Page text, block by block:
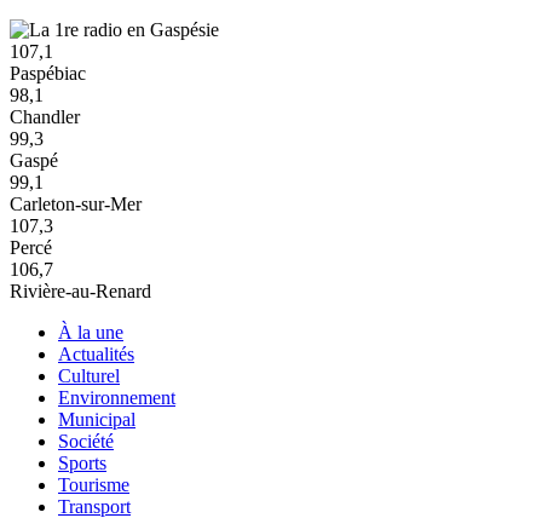
107,1
Paspébiac
98,1
Chandler
99,3
Gaspé
99,1
Carleton-sur-Mer
107,3
Percé
106,7
Rivière-au-Renard
À la une
Actualités
Culturel
Environnement
Municipal
Société
Sports
Tourisme
Transport